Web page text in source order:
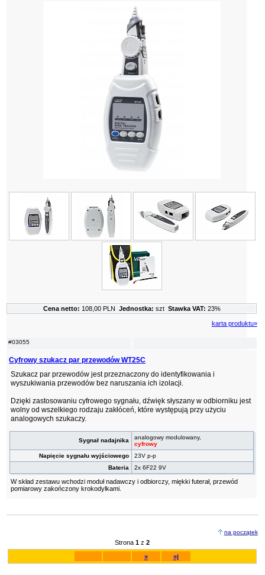
#03055
Cyfrowy szukacz par przewodów WT25C
Szukacz par przewodów jest przeznaczony do identyfikowania i
wyszukiwania przewodów bez naruszania ich izolacji.
Dzięki zastosowaniu cyfrowego sygnału, dźwięk słyszany w odbiorniku jest
wolny od wszelkiego rodzaju zakłóceń, które występują przy użyciu
analogowych szukaczy.
Sygnał nadajnika
analogowy modulowany,
cyfrowy
Napięcie sygnału wyjściowego
23V p-p
Bateria
2x 6F22 9V
W skład zestawu wchodzi moduł nadawczy i odbiorczy, miękki futerał, przewód
pomiarowy zakończony krokodylkami.
Cena netto: 108,00 PLN Jednostka: szt Stawka VAT: 23%
karta produktu»
na początek
Strona1 z2
»
»|